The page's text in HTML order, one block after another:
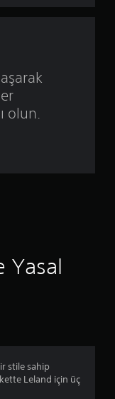
ü
5
l
olun.
Yasal
stile sahip
Leland için üç